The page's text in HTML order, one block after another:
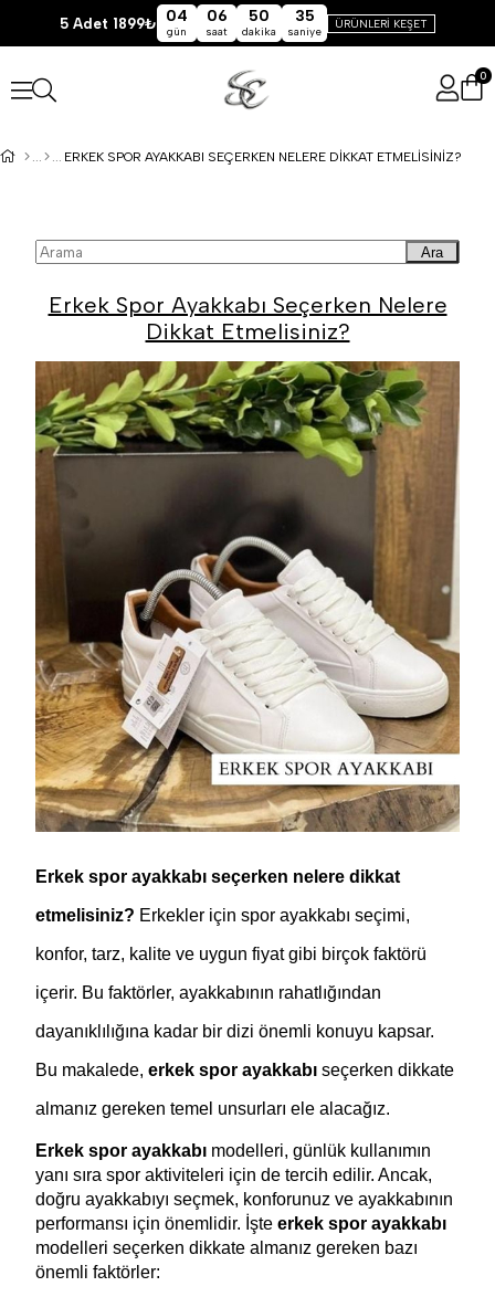
5 Adet 1899₺ 04
gün
06
saat
50
dakika
35
saniye
ÜRÜNLERİ KEŞET
0
ERKEK SPOR AYAKKABI SEÇERKEN NELERE DIKKAT ETMELISINIZ?
Ara
Erkek Spor Ayakkabı Seçerken Nelere
Dikkat Etmelisiniz?
Erkek spor ayakkabı seçerken nelere dikkat
etmelisiniz? Erkekler için spor ayakkabı seçimi,
konfor, tarz, kalite ve uygun fiyat gibi birçok faktörü
içerir. Bu faktörler, ayakkabının rahatlığından
dayanıklılığına kadar bir dizi önemli konuyu kapsar.
Bu makalede, erkek spor ayakkabı seçerken dikkate
almanız gereken temel unsurları ele alacağız.
Erkek spor ayakkabı modelleri, günlük kullanımın
yanı sıra spor aktiviteleri için de tercih edilir. Ancak,
doğru ayakkabıyı seçmek, konforunuz ve ayakkabının
performansı için önemlidir. İşte
modelleri seçerken dikkate almanız gereken bazı
önemli faktörler: